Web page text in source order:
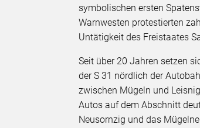
symbolischen ersten
Warnwesten protestierten
Untätigkeit des Freistaates
Seit über 20 Jahren setzen
der S 31 nördlich der
zwischen Mügeln und
Autos auf dem Abschnitt
Neusornzig und das